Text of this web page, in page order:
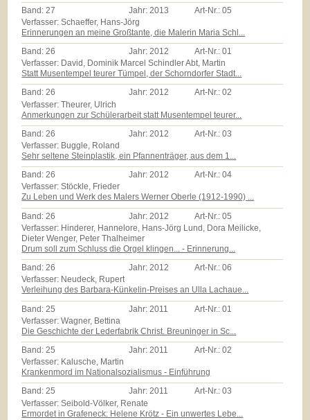
Band: 27 Jahr: 2013 Art-Nr.:05
Verfasser: Schaeffer, Hans-Jörg
Erinnerungen an meine Großtante, die Malerin Maria Schl...
Band:26 Jahr:2012 Art-Nr.:01
Verfasser: David, Dominik Marcel Schindler Abt, Martin
Statt Musentempel teurer Tümpel, der Schorndorfer Stadt...
Band:26 Jahr:2012 Art-Nr.:02
Verfasser: Theurer, Ulrich
Anmerkungen zur Schülerarbeit statt Musentempel teurer...
Band:26 Jahr:2012 Art-Nr.:03
Verfasser: Buggle, Roland
Sehr seltene Steinplastik, ein Pfannenträger, aus dem 1...
Band:26 Jahr:2012 Art-Nr.:04
Verfasser: Stöckle, Frieder
Zu Leben und Werk des Malers Werner Oberle (1912-1990) ...
Band: 26 Jahr: 2012 Art-Nr.:05
Verfasser: Hinderer, Hannelore, Hans-Jörg Lund, Dora Meilicke,
Dieter Wenger, Peter Thalheimer
Drum soll zum Schluss die Orgel klingen... - Erinnerung...
Band:26 Jahr:2012 Art-Nr.:06
Verfasser: Neudeck, Rupert
Verleihung des Barbara-Künkelin-Preises an Ulla Lachaue...
Band: 25 Jahr: 2011 Art-Nr.:01
Verfasser: Wagner, Bettina
Die Geschichte der Lederfabrik Christ. Breuninger in Sc...
Band:25 Jahr:2011 Art-Nr.:02
Verfasser: Kalusche, Martin
Krankenmord im Nationalsozialismus - Einführung
Band:25 Jahr:2011 Art-Nr.:03
Verfasser: Seibold-Völker, Renate
Ermordet in Grafeneck: Helene Krötz - Ein unwertes Lebe...